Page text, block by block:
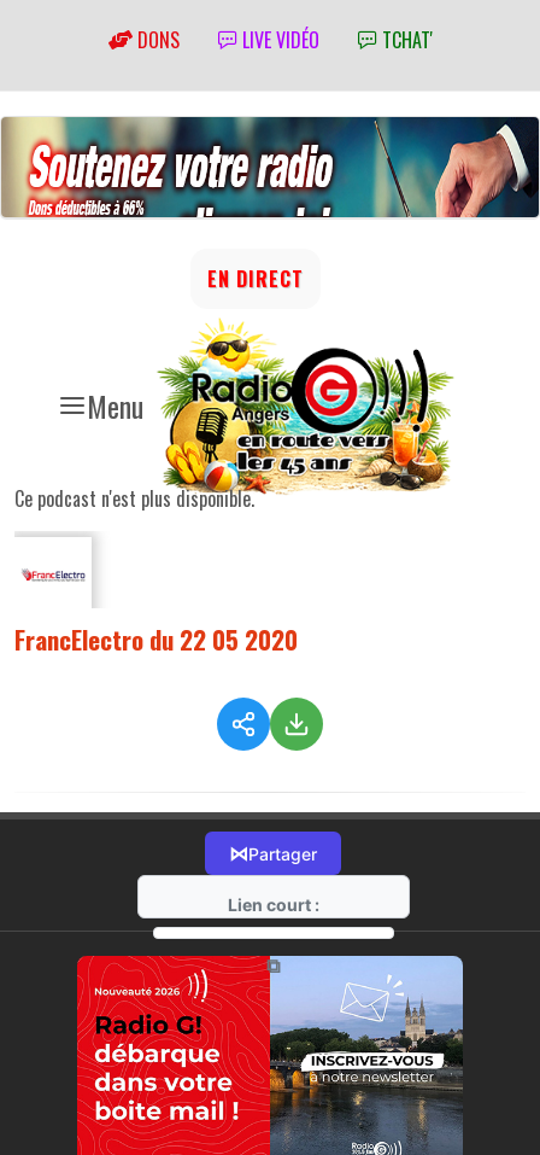
DONS LIVE VIDÉO TCHAT'
Menu
EN DIRECT
Ce podcast n'est plus disponible.
FrancElectro du 22 05 2020
⋈Partager
Lien court :
https://radio-g.fr?2241
⧉